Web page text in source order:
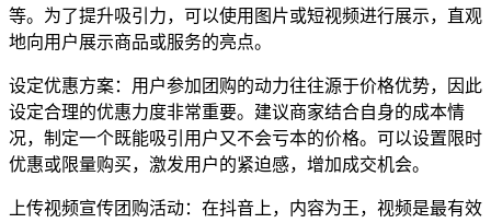
等。为了提升吸引力，可以使用图片或短视频进行展示，直观
地向用户展示商品或服务的亮点。
设定优惠方案：用户参加团购的动力往往源于价格优势，因此
设定合理的优惠力度非常重要。建议商家结合自身的成本情
况，制定一个既能吸引用户又不会亏本的价格。可以设置限时
优惠或限量购买，激发用户的紧迫感，增加成交机会。
上传视频宣传团购活动：在抖音上，内容为王，视频是最有效